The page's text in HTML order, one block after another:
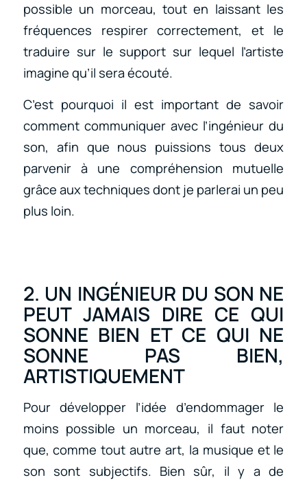
possible un morceau, tout en laissant les
fréquences respirer correctement, et le
traduire sur le support sur lequel l’artiste
imagine qu’il sera écouté.
C’est pourquoi il est important de savoir
comment communiquer avec l’ingénieur du
son, afin que nous puissions tous deux
parvenir à une compréhension mutuelle
grâce aux techniques dont je parlerai un peu
plus loin.
2. UN INGÉNIEUR DU SON NE
PEUT JAMAIS DIRE CE QUI
SONNE BIEN ET CE QUI NE
SONNE PAS BIEN,
ARTISTIQUEMENT
Pour développer l’idée d’endommager le
moins possible un morceau, il faut noter
que, comme tout autre art, la musique et le
son sont subjectifs. Bien sûr, il y a de